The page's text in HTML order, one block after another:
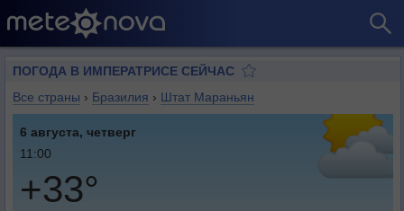
ПОГОДА В ИМПЕРАТРИСЕ СЕЙЧАС
Все страны › Бразилия › Штат Мараньян
6 августа, четверг
11:00
+33°